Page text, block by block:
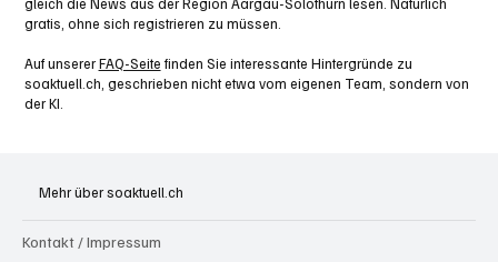
gratis, ohne sich registrieren zu müssen.
Auf unsererFAQ-Seitefinden Sie interessante Hintergründe zu
soaktuell.ch, geschrieben nicht etwa vom eigenen Team, sondern von
der KI.
Mehr über soaktuell.ch
Kontakt / Impressum